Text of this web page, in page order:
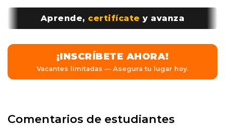
Aprende, certifícate y avanza
¡INSCRÍBETE AHORA!
Vacantes limitadas — Asegura tu lugar hoy.
Comentarios de estudiantes